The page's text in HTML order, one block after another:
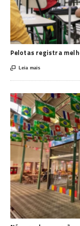
Pelotas registra
 Leia mais